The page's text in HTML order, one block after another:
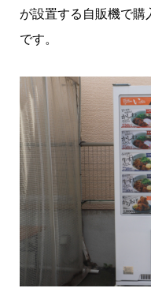
が設置する自販機で
です。